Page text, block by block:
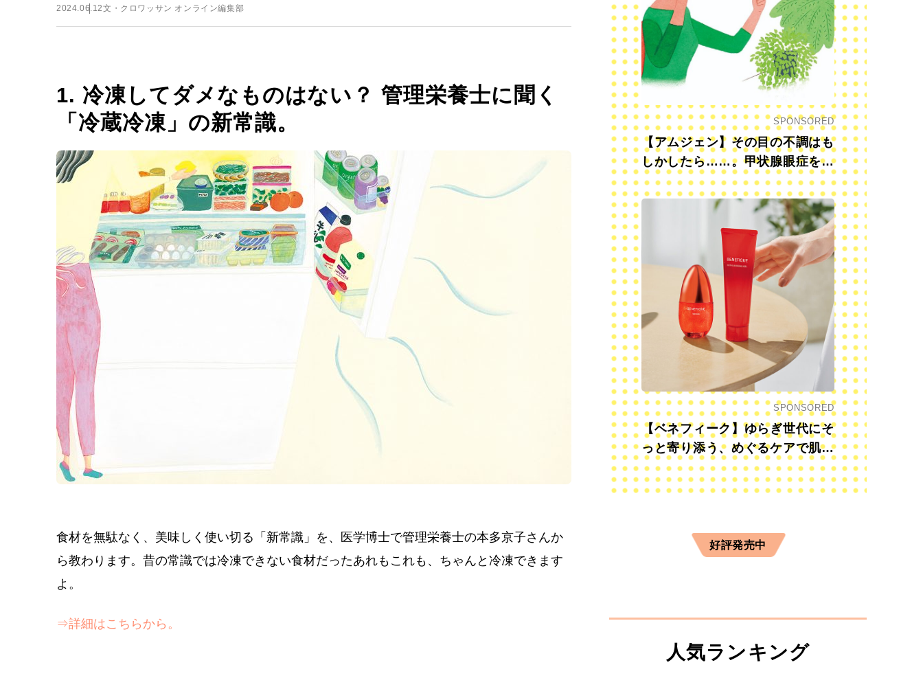
2024.06.12文・クロワッサン オンライン編集部
1. 冷凍してダメなものはない？ 管理栄養士に聞く
「冷蔵冷凍」の新常識。
食材を無駄なく、美味しく使い切る「新常識」を、医学博士で管理栄養士の本多京子さんか
ら教わります。昔の常識では冷凍できない食材だったあれもこれも、ちゃんと冷凍できます
よ。
⇒詳細はこちらから。
SPONSORED
【アムジェン】その目の不調はも
しかしたら……。甲状腺眼症を知
っていますか？
SPONSORED
【ベネフィーク】ゆらぎ世代にそ
っと寄り添う、めぐるケアで肌も
心も前向きに
好評発売中
人気ランキング